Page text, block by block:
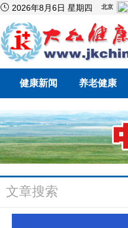
 2026年8月6日 星期四
健康新闻 养老健康
文章搜索